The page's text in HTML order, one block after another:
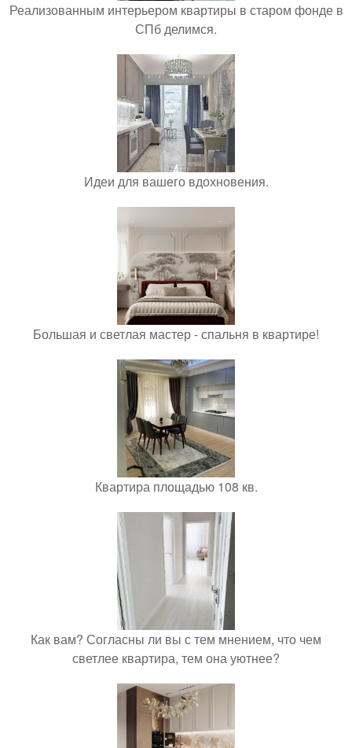
Реализованным интерьером квартиры в старом фонде в
СПб делимся.
Идеи для вашего вдохновения.
Большая и светлая мастер - спальня в квартире!
Квартира площадью 108 кв.
Как вам? Согласны ли вы с тем мнением, что чем
светлее квартира, тем она уютнее?